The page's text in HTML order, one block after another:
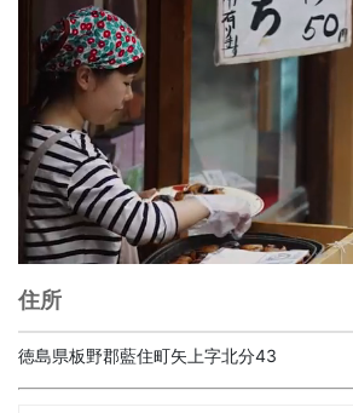
住所
徳島県板野郡藍住町矢上字北分43